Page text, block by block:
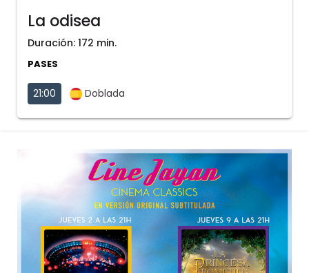
La odisea
Duración: 172 min.
PASES
21:00 Doblada